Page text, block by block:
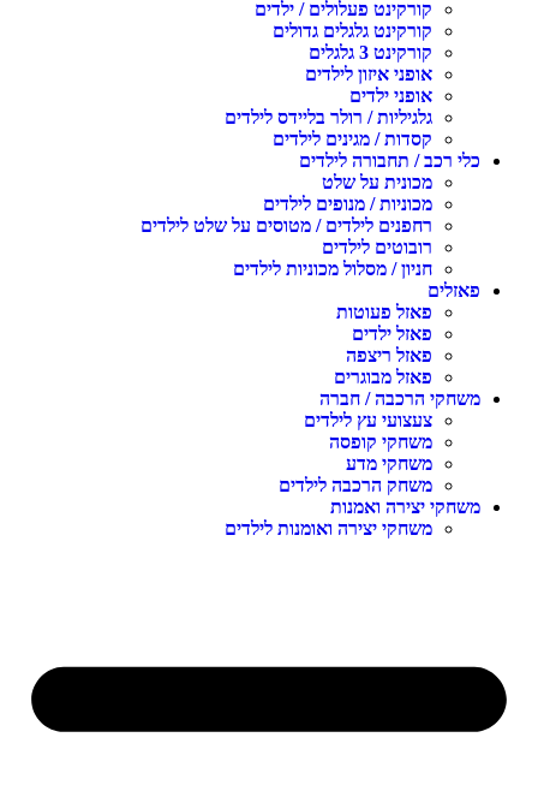
קורקינט פעלולים / ילדים
קורקינט גלגלים גדולים
קורקינט 3 גלגלים
אופני איזון לילדים
אופני ילדים
גלגיליות / רולר בליידס לילדים
קסדות / מגינים לילדים
כלי רכב / תחבורה לילדים
מכונית על שלט
מכוניות / מנופים לילדים
רחפנים לילדים / מטוסים על שלט לילדים
רובוטים לילדים
חניון / מסלול מכוניות לילדים
פאזלים
פאזל פעוטות
פאזל ילדים
פאזל ריצפה
פאזל מבוגרים
משחקי הרכבה / חברה
צעצועי עץ לילדים
משחקי קופסה
משחקי מדע
משחק הרכבה לילדים
משחקי יצירה ואמנות
משחקי יצירה ואומנות לילדים